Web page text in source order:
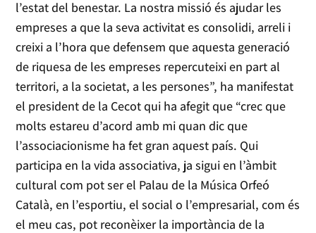
l’estat del benestar. La nostra missió és ajudar les
empreses a que la seva activitat es consolidi, arreli i
creixi a l’hora que defensem que aquesta generació
de riquesa de les empreses repercuteixi en part al
territori, a la societat, a les persones”, ha manifestat
el president de la Cecot qui ha afegit que “crec que
molts estareu d’acord amb mi quan dic que
l’associacionisme ha fet gran aquest país. Qui
participa en la vida associativa, ja sigui en l’àmbit
cultural com pot ser el Palau de la Música Orfeó
Català, en l’esportiu, el social o l’empresarial, com és
el meu cas, pot reconèixer la importància de la